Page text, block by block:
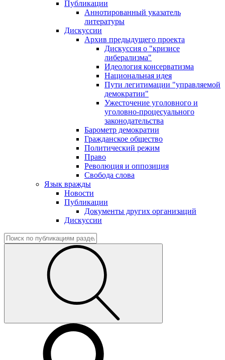
Публикации
Аннотированный указатель
литературы
Дискуссии
Архив предыдущего проекта
Дискуссия о "кризисе
либерализма"
Идеология консерватизма
Национальная идея
Пути легитимации "управляемой
демократии"
Ужесточение уголовного и
уголовно-процесуального
законодательства
Барометр демократии
Гражданское общество
Политический режим
Право
Революция и оппозиция
Свобода слова
Язык вражды
Новости
Публикации
Документы других организаций
Дискуссии